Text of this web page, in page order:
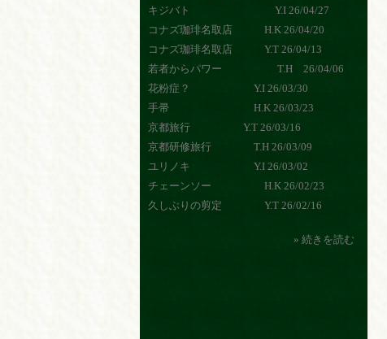
キジバト Y.I 26/04/27
コナズ珈琲名取店 H.K 26/04/20
コナズ珈琲名取店 Y.T 26/04/13
若者からパワー T.H 26/04/06
花粉症？ Y.I 26/03/30
手帚 H.K 26/03/23
京都旅行 Y.T 26/03/16
京都研修旅行 T.H 26/03/09
ユリノキ Y.I 26/03/02
チェーンソー H.K 26/02/23
久しぶりの剪定 Y.T 26/02/16
» 続きを読む